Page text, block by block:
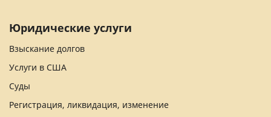
Юридические услуги
Взыскание долгов
Услуги в США
Суды
Регистрация, ликвидация, изменение